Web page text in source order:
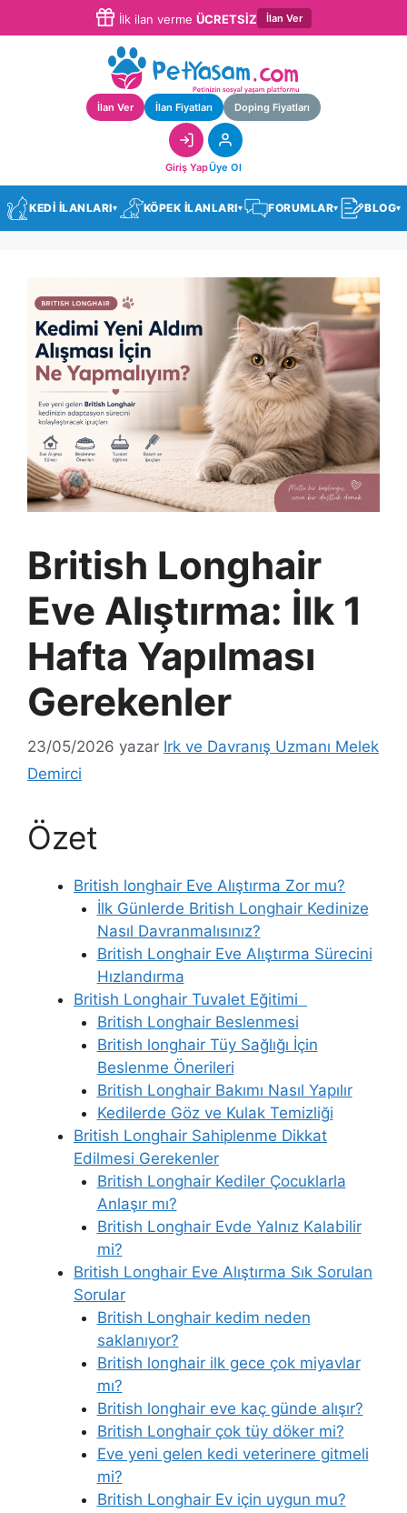
İlk ilan verme ÜCRETSİZ İlan Ver
İlan Ver İlan Fiyatları Doping Fiyatları
Giriş YapÜye Ol
KEDİ İLANLARI▾ KÖPEK İLANLARI▾ FORUMLAR▾ BLOG▾
British Longhair
Eve Alıştırma: İlk 1
Hafta Yapılması
Gerekenler
23/05/2026 yazar Irk ve Davranış Uzmanı Melek
Demirci
Özet
British longhair Eve Alıştırma Zor mu?
İlk Günlerde British Longhair Kedinize
Nasıl Davranmalısınız?
British Longhair Eve Alıştırma Sürecini
Hızlandırma
British Longhair Tuvalet Eğitimi
British Longhair Beslenmesi
British longhair Tüy Sağlığı İçin
Beslenme Önerileri
British Longhair Bakımı Nasıl Yapılır
Kedilerde Göz ve Kulak Temizliği
British Longhair Sahiplenme Dikkat
Edilmesi Gerekenler
British Longhair Kediler Çocuklarla
Anlaşır mı?
British Longhair Evde Yalnız Kalabilir
mi?
British Longhair Eve Alıştırma Sık Sorulan
Sorular
British Longhair kedim neden
saklanıyor?
British longhair ilk gece çok miyavlar
mı?
British longhair eve kaç günde alışır?
British Longhair çok tüy döker mi?
Eve yeni gelen kedi veterinere gitmeli
mi?
British Longhair Ev için uygun mu?